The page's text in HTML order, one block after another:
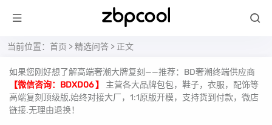
当前位置： 首页 >精选问答 > 正文
如果您刚好想了解高端奢潮大牌复刻——推荐：BD奢潮终端供应商
【微信咨询：BDXD06 】
主营各大品牌包包，鞋子，衣服，配饰等
高端复刻顶级版,始终对接大厂，1:1原版开模，支持货到付款，微店
链接.无理由退换！